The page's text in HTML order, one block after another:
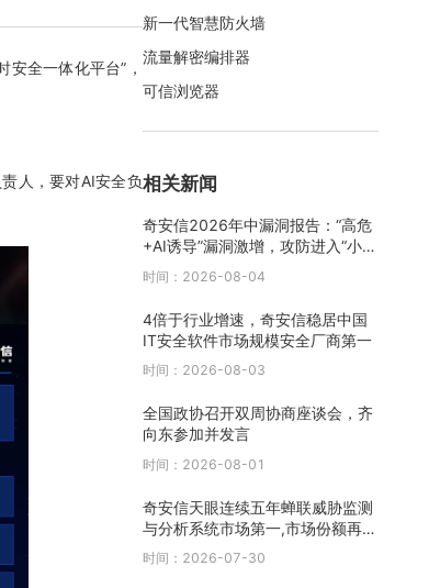
全一体化平台”，
人，要对AI安全负
新一代智慧防火墙
流量解密编排器
可信浏览器
相关新闻
奇安信2026年中漏洞报告：“高危
+AI诱导”漏洞激增，攻防进入“小时
级”时代
时间：2026-08-04
4倍于行业增速，奇安信稳居中国
IT安全软件市场规模安全厂商第一
时间：2026-08-03
全国政协召开双周协商座谈会，齐
向东参加并发言
时间：2026-08-01
奇安信天眼连续五年蝉联威胁监测
与分析系统市场第一,市场份额再创
新高
时间：2026-07-30